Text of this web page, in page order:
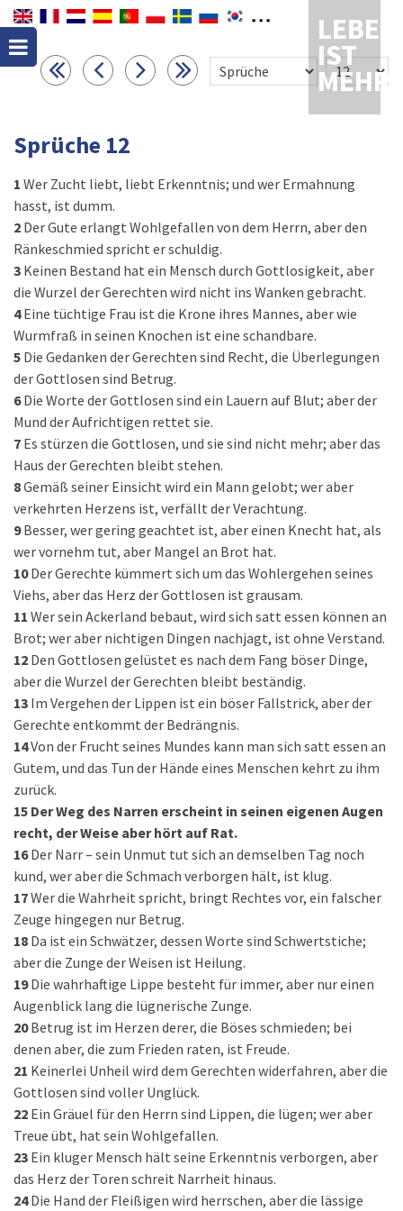
LEBEN
IST
MEHR
Sprüche 12
1 Wer Zucht liebt, liebt Erkenntnis; und wer Ermahnung
hasst, ist dumm.
2 Der Gute erlangt Wohlgefallen von dem Herrn, aber den
Ränkeschmied spricht er schuldig.
3 Keinen Bestand hat ein Mensch durch Gottlosigkeit, aber
die Wurzel der Gerechten wird nicht ins Wanken gebracht.
4 Eine tüchtige Frau ist die Krone ihres Mannes, aber wie
Wurmfraß in seinen Knochen ist eine schandbare.
5 Die Gedanken der Gerechten sind Recht, die Überlegungen
der Gottlosen sind Betrug.
6 Die Worte der Gottlosen sind ein Lauern auf Blut; aber der
Mund der Aufrichtigen rettet sie.
7 Es stürzen die Gottlosen, und sie sind nicht mehr; aber das
Haus der Gerechten bleibt stehen.
8Gemäß seiner Einsicht wird ein Mann gelobt; wer aber
verkehrten Herzens ist, verfällt der Verachtung.
9 Besser, wer gering geachtet ist, aber einen Knecht hat, als
wer vornehm tut, aber Mangel an Brot hat.
10 Der Gerechte kümmert sich um das Wohlergehen seines
Viehs, aber das Herz der Gottlosen ist grausam.
11 Wer sein Ackerland bebaut, wird sich satt essen können an
Brot; wer aber nichtigen Dingen nachjagt, ist ohne Verstand.
12 Den Gottlosen gelüstet es nach dem Fang böser Dinge,
aber die Wurzel der Gerechten bleibt beständig.
13 Im Vergehen der Lippen ist ein böser Fallstrick, aber der
Gerechte entkommt der Bedrängnis.
14Von der Frucht seines Mundes kann man sich satt essen an
Gutem, und das Tun der Hände eines Menschen kehrt zu ihm
zurück.
15 Der Weg des Narren erscheint in seinen eigenen Augen
recht, der Weise aber hört auf Rat.
16 Der Narr – sein Unmut tut sich an demselben Tag noch
kund, wer aber die Schmach verborgen hält, ist klug.
17Wer die Wahrheit spricht, bringt Rechtes vor, ein falscher
Zeuge hingegen nur Betrug.
18 Da ist ein Schwätzer, dessen Worte sind Schwertstiche;
aber die Zunge der Weisen ist Heilung.
19 Die wahrhaftige Lippe besteht für immer, aber nur einen
Augenblick lang die lügnerische Zunge.
20 Betrug ist im Herzen derer, die Böses schmieden; bei
denen aber, die zum Frieden raten, ist Freude.
21 Keinerlei Unheil wird dem Gerechten widerfahren, aber die
Gottlosen sind voller Unglück.
22 Ein Gräuel für den Herrn sind Lippen, die lügen; wer aber
Treue übt, hat sein Wohlgefallen.
23 Ein kluger Mensch hält seine Erkenntnis verborgen, aber
das Herz der Toren schreit Narrheit hinaus.
24 Die Hand der Fleißigen wird herrschen, aber die lässige